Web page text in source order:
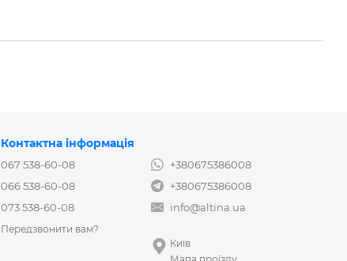
Контактна інформація
067 538-60-08
066 538-60-08
073 538-60-08
Передзвонити вам?
+380675386008
+380675386008
info@altina.ua
Київ